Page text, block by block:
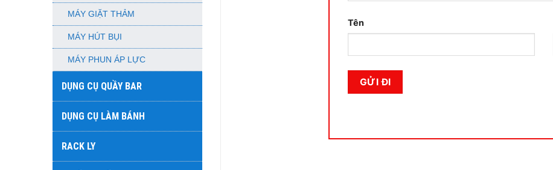
MÁY GIẶT THẢM
MÁY HÚT BỤI
MÁY PHUN ÁP LỰC
DỤNG CỤ QUẦY BAR
DỤNG CỤ LÀM BÁNH
RACK LY
Tên